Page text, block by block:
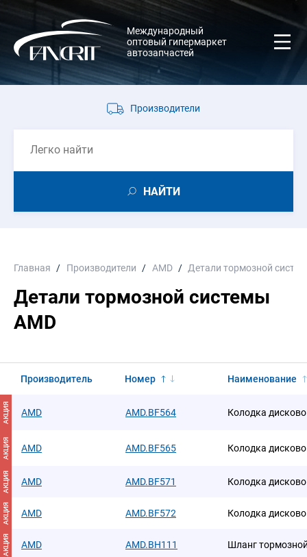
Международный
оптовый гипермаркет
автозапчастей
Производители
НАЙТИ
Главная Производители AMD Детали тормозной
Детали тормозной системы
AMD
Производитель Номер Наименование
АКЦИЯ AMD AMD.BF564 Колодка
АКЦИЯ AMD AMD.BF565 Колодка
АКЦИЯ AMD AMD.BF571 Колодка
АКЦИЯ AMD AMD.BF572 Колодка
АКЦИЯ AMD AMD.BH111 Шланг